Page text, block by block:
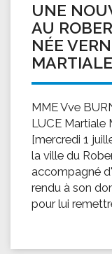
UNE
AU
NÉE
MME Vve
LUCE Martiale
[mercredi 1
la ville du
accompagné
rendu à son
pour lui